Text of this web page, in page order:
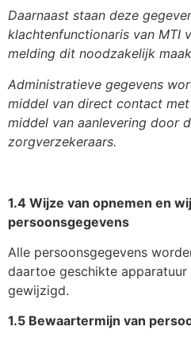
Daarnaast staan deze
klachtenfunctionaris van MTI
melding dit noodzakelijk
Administratieve gegevens
middel van direct contact
middel van aanlevering door
zorgverzekeraars.
1.4 Wijze van opnemen en
persoonsgegevens
Alle persoonsgegevens
daartoe geschikte
gewijzigd.
1.5 Bewaartermijn van